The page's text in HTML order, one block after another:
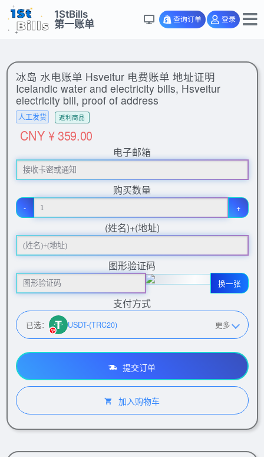
1StBills
第一账单
查询订单 登录
冰岛 水电账单 Hsveitur 电费账单 地址证明
Icelandic water and electricity bills, Hsveitur
electricity bill, proof of address
人工发货 返利商品
CNY ¥ 359.00
电子邮箱
购买数量
- +
(姓名)+(地址)
图形验证码
换一张
支付方式
已选： USDT-(TRC20) 更多
提交订单
加入购物车